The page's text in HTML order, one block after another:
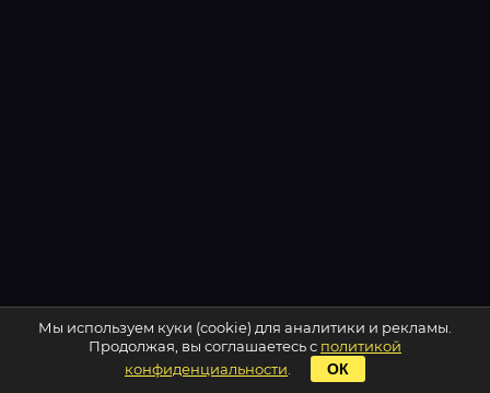
Мы используем куки (cookie) для аналитики и рекламы.
Продолжая, вы соглашаетесь с политикой
конфиденциальности
ОК